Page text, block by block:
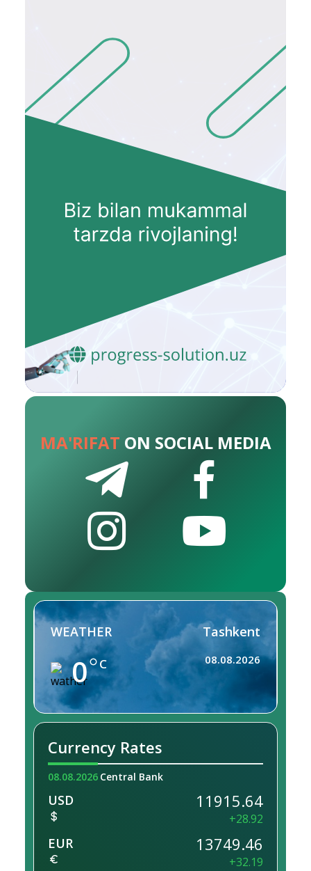
MA'RIFAT ON SOCIAL MEDIA
WEATHER
0 C
Tashkent
08.08.2026
Currency Rates
08.08.2026 Central Bank
USD 11915.64
+28.92
EUR 13749.46
+32.19